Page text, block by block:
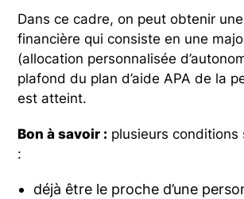
Dans ce cadre, on peut obtenir
financière qui consiste en une
(allocation personnalisée
plafond du plan d’aide APA de la
est atteint.
Bon à savoir : plusieurs conditions
:
déjà être le proche d’une